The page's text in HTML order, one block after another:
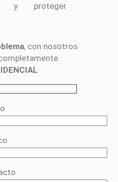
y proteger
, con nosotros